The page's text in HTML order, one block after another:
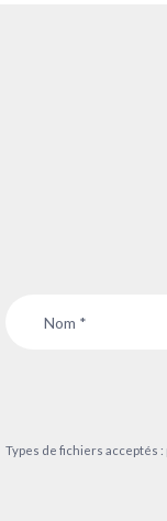
Types de fichiers acceptés :